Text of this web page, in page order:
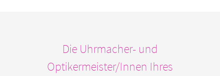
Die Uhrmacher- und
Optikermeister/Innen Ihres